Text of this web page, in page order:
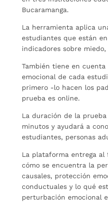
Bucaramanga.
La herramienta aplica
estudiantes que están
indicadores sobre
También tiene en
emocional de cada
primero -lo hacen los
prueba es online.
La duración de la
minutos y ayudará a
estudiantes, personas
La plataforma entrega al
cómo se encuentra la
causales, protección
conductuales y lo qué
perturbación emocional